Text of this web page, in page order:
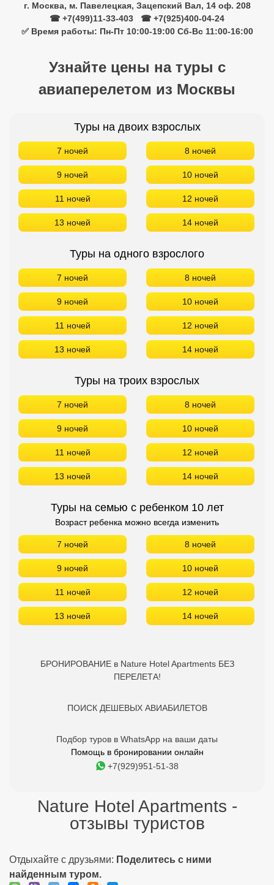
г. Москва, м. Павелецкая, Зацепский Вал, 14 оф. 208
☎ +7(499)11-33-403
☎ +7(925)400-04-24
✅ Время работы: Пн-Пт 10:00-19:00 Сб-Вс 11:00-16:00
Узнайте цены на туры с
авиаперелетом из Москвы
Туры на двоих взрослых
7 ночей 8 ночей
9 ночей 10 ночей
11 ночей 12 ночей
13 ночей 14 ночей
Туры на одного взрослого
7 ночей 8 ночей
9 ночей 10 ночей
11 ночей 12 ночей
13 ночей 14 ночей
Туры на троих взрослых
7 ночей 8 ночей
9 ночей 10 ночей
11 ночей 12 ночей
13 ночей 14 ночей
Туры на семью с ребенком 10 лет
Возраст ребенка можно всегда изменить
7 ночей 8 ночей
9 ночей 10 ночей
11 ночей 12 ночей
13 ночей 14 ночей
БРОНИРОВАНИЕ в Nature Hotel Apartments БЕЗ
ПЕРЕЛЕТА!
ПОИСК ДЕШЕВЫХ АВИАБИЛЕТОВ
Подбор туров в WhatsApp на ваши даты
Помощь в бронировании онлайн
+7(929)951-51-38
Nature Hotel Apartments -
отзывы туристов
Отдыхайте с друзьями: Поделитесь с ними
найденным туром.
Сетевые отели Бали
Сетевые отели Сейшел